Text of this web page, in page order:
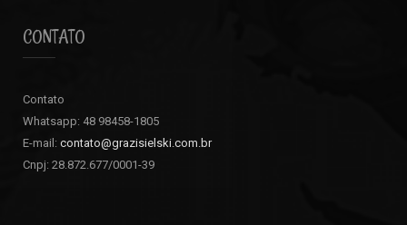
CONTATO
Contato
Whatsapp: 48 98458-1805
E-mail: contato@grazisielski.com.br
Cnpj: 28.872.677/0001-39